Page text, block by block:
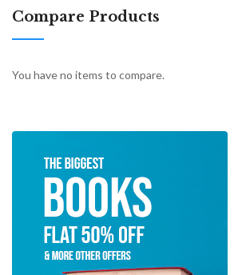
Compare Products
You have no items to compare.